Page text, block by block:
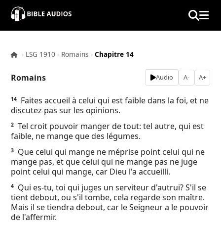
×
Contacts
About
Copyright
Download
L.O.A
› LSG 1910 › Romains › Chapitre 14
Romains Audio A- A+
14
Faites accueil à celui qui est faible dans la foi, et ne
discutez pas sur les opinions.
2 Tel croit pouvoir manger de tout: tel autre, qui est
faible, ne mange que des légumes.
3
Que celui qui mange ne méprise point celui qui ne
mange pas, et que celui qui ne mange pas ne juge
point celui qui mange, car Dieu l'a accueilli.
4
Qui es-tu, toi qui juges un serviteur d'autrui? S'il se
tient debout, ou s'il tombe, cela regarde son maître.
Mais il se tiendra debout, car le Seigneur a le pouvoir
de l'affermir.